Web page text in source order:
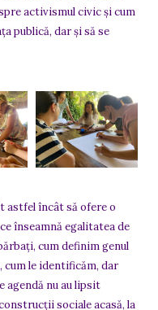
activismul civic și cum
publică, dar și să se
astfel încât să ofere o
înseamnă egalitatea de
cum definim genul
cum le identificăm, dar
agendă nu au lipsit
sociale acasă, la